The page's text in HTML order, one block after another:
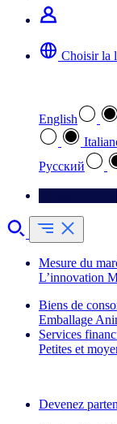
Choisir la
English
Pусский
Mesure du
L’innovation
Biens de
Emballage
Services
Petites et
Devenez